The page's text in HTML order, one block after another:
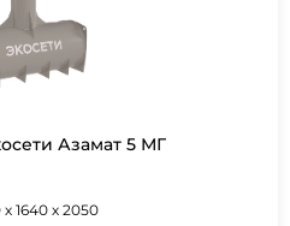
Азамат 5 МГ
1640 х 2050